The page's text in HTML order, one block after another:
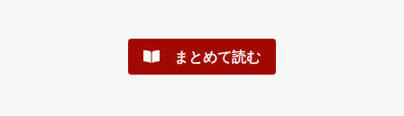
まとめて読む